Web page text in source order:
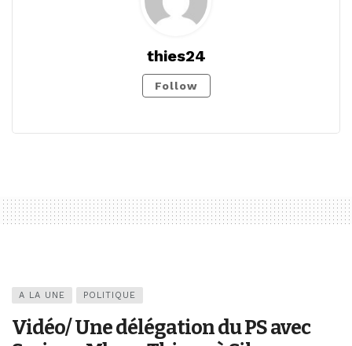
thies24
Follow
A LA UNE POLITIQUE
Vidéo/ Une délégation du PS avec